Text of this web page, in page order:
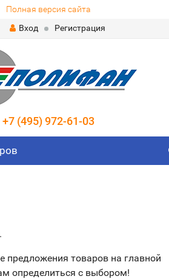
Полная версия сайта
Вход
Регистрация
+7 (495) 972-61-03
предложения товаров на главной
определиться с выбором!